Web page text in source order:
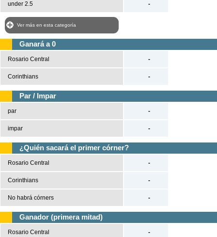
under 2.5 -
Ver más en esta categoría
Ganará a 0
Rosario Central
Corinthians
-
-
Par / Impar
par
impar
-
-
¿Quién sacará el primer córner?
Rosario Central
Corinthians
No habrá córners
-
-
-
Ganador (primera mitad)
Rosario Central -